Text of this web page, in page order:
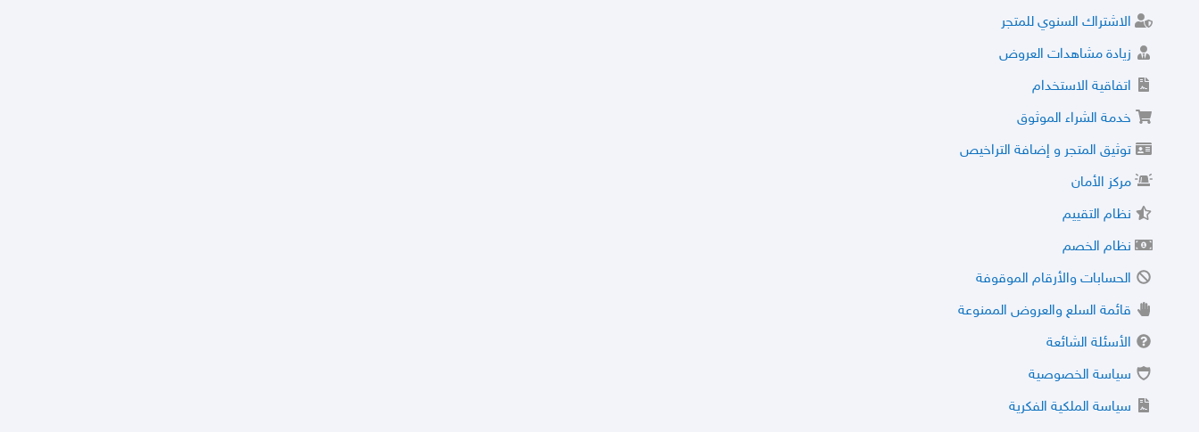
الاشتراك السنوي للمتجر
زيادة مشاهدات العروض
اتفاقية الاستخدام
خدمة الشراء الموثوق
توثيق المتجر و إضافة التراخيص
مركز الأمان
نظام التقييم
نظام الخصم
الحسابات والأرقام الموقوفة
قائمة السلع والعروض الممنوعة
الأسئلة الشائعة
سياسة الخصوصية
سياسة الملكية الفكرية